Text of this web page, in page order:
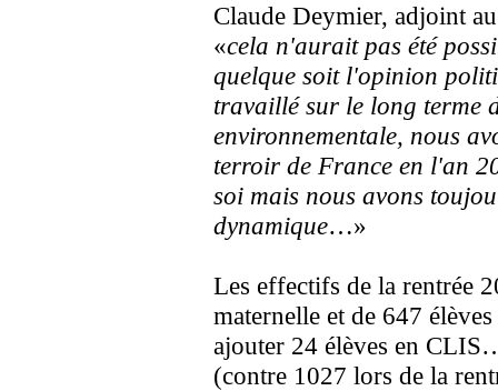
Claude Deymier, adjoint
«cela n'aurait pas été
quelque soit l'opinion
travaillé sur le long terme
environnementale, nous
terroir de France en l'an
soi mais nous avons
dynamique…»
Les effectifs de la rentrée
maternelle et de 647
ajouter 24 élèves en
(contre 1027 lors de la